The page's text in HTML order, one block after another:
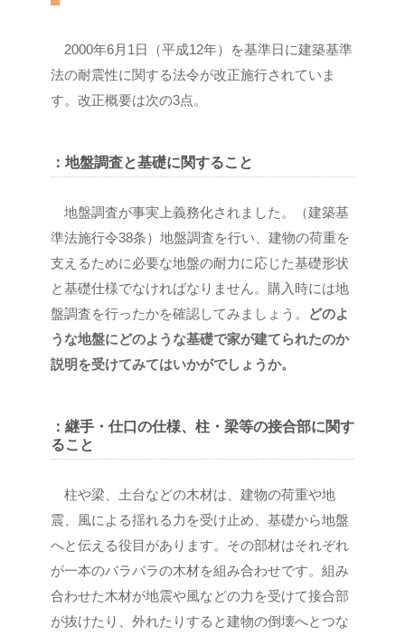
2000年6月1日（平成12年）を基準日に建築基準
法の耐震性に関する法令が改正施行されていま
す。改正概要は次の3点。
：地盤調査と基礎に関すること
地盤調査が事実上義務化されました。（建築基
準法施行令38条）地盤調査を行い、建物の荷重を
支えるために必要な地盤の耐力に応じた基礎形状
と基礎仕様でなければなりません。購入時には地
盤調査を行ったかを確認してみましょう。
どのよ
うな地盤にどのような基礎で家が建てられたのか
説明を受けてみてはいかがでしょうか。
：継手・仕口の仕様、柱・梁等の接合部に関す
ること
柱や梁、土台などの木材は、建物の荷重や地
震、風による揺れる力を受け止め、基礎から地盤
へと伝える役目があります。その部材はそれぞれ
が一本のバラバラの木材を組み合わせです。組み
合わせた木材が地震や風などの力を受けて接合部
が抜けたり、外れたりすると建物の倒壊へとつな